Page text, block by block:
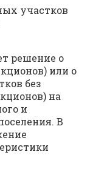
участков
решение о
или о
без
на
и
В